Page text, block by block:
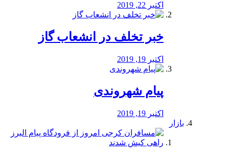
اکتبر 22, 2019
خبر تخلف در انشعاب گاز
اکتبر 19, 2019
پیام شهروندی
اکتبر 19, 2019
بازار